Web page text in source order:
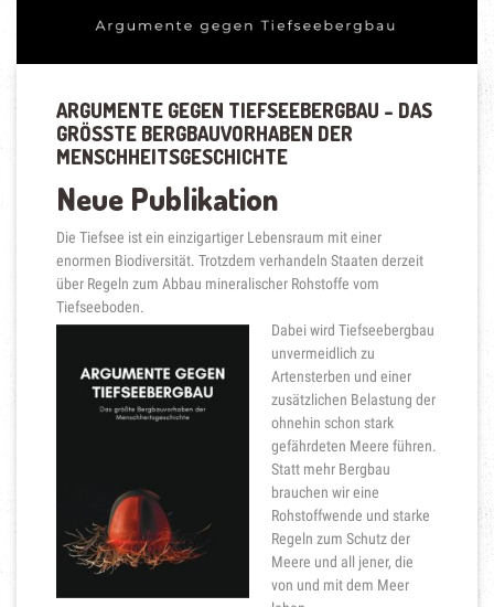
ARGUMENTE GEGEN TIEFSEEBERGBAU – DAS
GRÖSSTE BERGBAUVORHABEN DER M
ENSCHHEITSGESCHICHTE
Neue Publikation
Die Tiefsee ist ein einzigartiger Lebensraum mit einer
enormen Biodiversität. Trotzdem verhandeln Staaten derzeit
über Regeln zum Abbau mineralischer Rohstoffe vom
Tiefseeboden.
Dabei wird Tiefseebergbau
unvermeidlich zu
Artensterben und einer
zusätzlichen Belastung der
ohnehin schon stark
gefährdeten Meere führen.
Statt mehr Bergbau
brauchen wir eine
Rohstoffwende und starke
Regeln zum Schutz der
Meere und all jener, die
von und mit dem Meer